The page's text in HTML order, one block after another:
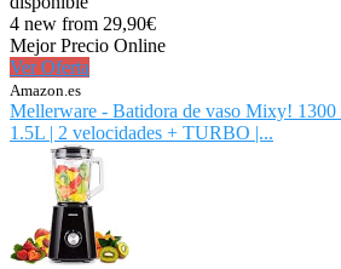
4 new from 29,90€
Mejor Precio Online
Ver Oferta
Amazon.es
Mellerware - Batidora de vaso Mixy! 1300
1.5L | 2 velocidades + TURBO |...